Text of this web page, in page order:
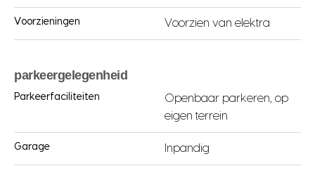
Voorzieningen Voorzien van elektra
parkeergelegenheid
Parkeerfaciliteiten
Openbaar parkeren, op
eigen terrein
Garage Inpandig